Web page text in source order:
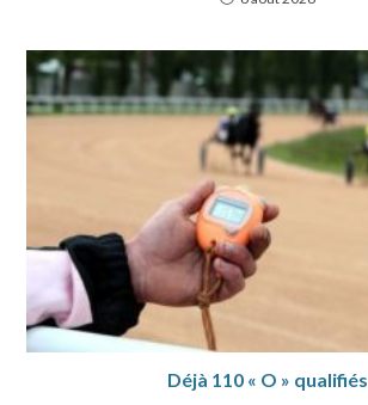
Déjà 110 « O » qualifiés